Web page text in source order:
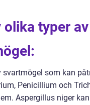
olika typer
svartmögel som kan
Penicillium och
Aspergillus niger